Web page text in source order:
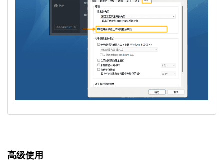
高级使用